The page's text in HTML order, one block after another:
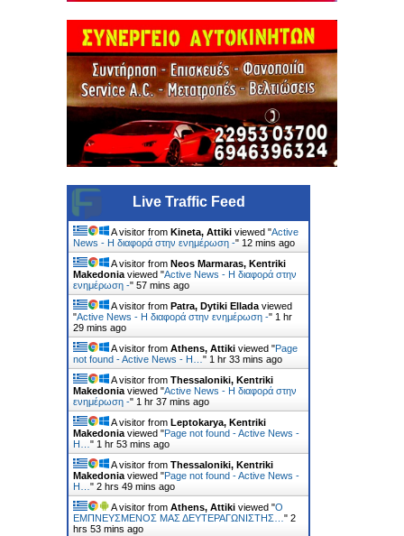
Live Traffic Feed
A visitor from Kineta, Attiki viewed "Active
News - Η διαφορά στην ενημέρωση -" 12 mins ago
A visitor from Neos Marmaras, Kentriki
Makedonia viewed "Active News - Η διαφορά στην
ενημέρωση -" 57 mins ago
A visitor from Patra, Dytiki Ellada viewed
"Active News - Η διαφορά στην ενημέρωση -" 1 hr
29 mins ago
A visitor from Athens, Attiki viewed "Page
not found - Active News - Η… " 1 hr 33 mins ago
A visitor from Thessaloniki, Kentriki
Makedonia viewed "Active News - Η διαφορά στην
ενημέρωση -" 1 hr 37 mins ago
A visitor from Leptokarya, Kentriki
Makedonia viewed "Page not found - Active News -
Η… " 1 hr 53 mins ago
A visitor from Thessaloniki, Kentriki
Makedonia viewed "Page not found - Active News -
Η… " 2 hrs 49 mins ago
A visitor from Athens, Attiki viewed "Ο
ΕΜΠΝΕΥΣΜΕΝΟΣ ΜΑΣ ΔΕΥΤΕΡΑΓΩΝΙΣΤΗΣ… " 2
hrs 53 mins ago